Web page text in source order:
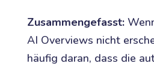
Zusammengefasst:
AI Overviews nicht
häufig daran, dass die